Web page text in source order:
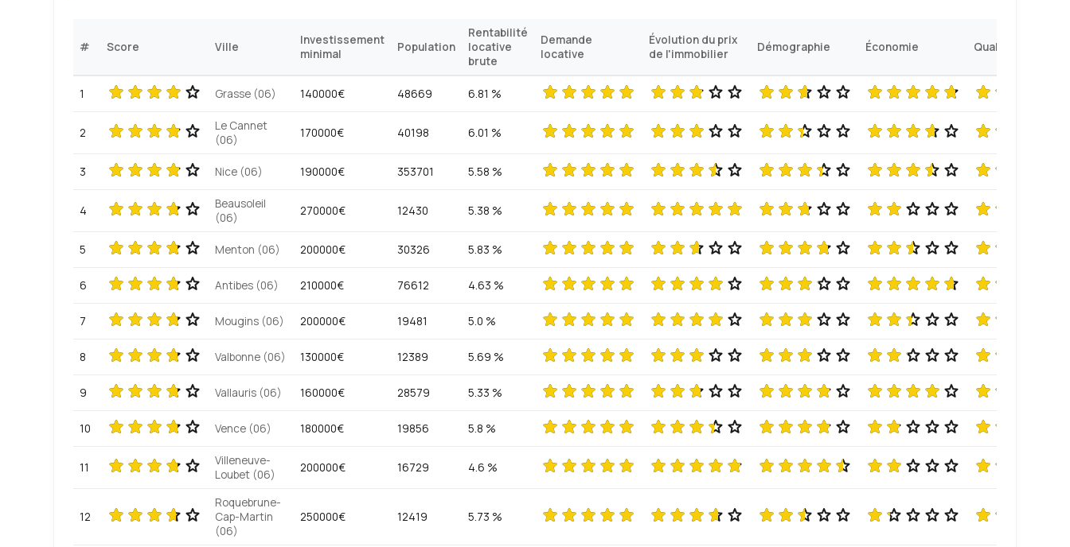
# Score Ville
Investissement
minimal
Population
Rentabilité
locative
brute
Demande
locative
Évolution du prix
de l'immobilier
Démographie Économie Qualité de vie
1 Grasse (06) 140000€ 48669 6.81 %
2
Le Cannet
(06)
170000€ 40198 6.01 %
3 Nice (06) 190000€ 353701 5.58 %
4
Beausoleil
(06)
270000€ 12430 5.38 %
5 Menton (06) 200000€ 30326 5.83 %
6 Antibes (06) 210000€ 76612 4.63 %
7 Mougins (06) 200000€ 19481 5.0 %
8 Valbonne (06) 130000€ 12389 5.69 %
9 Vallauris (06) 160000€ 28579 5.33 %
10 Vence (06) 180000€ 19856 5.8 %
11
Villeneuve-
Loubet (06)
200000€ 16729 4.6 %
12
Roquebrune-
Cap-Martin
(06)
250000€ 12419 5.73 %